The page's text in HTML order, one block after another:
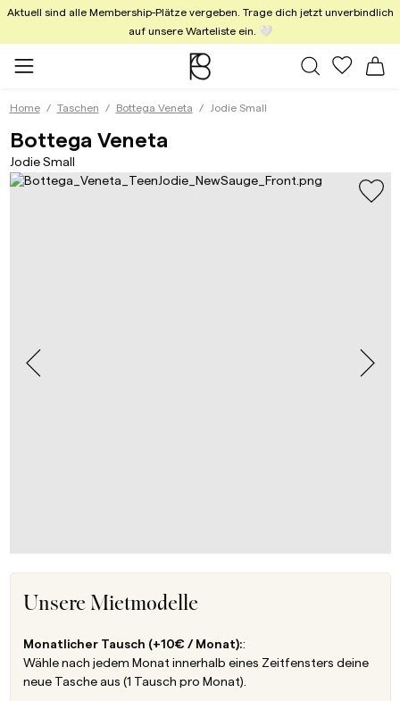
Aktuell sind alle Membership-Plätze vergeben. Trage dich jetzt unverbindlich
auf unsere Warteliste ein. 🤍
Alle Taschen
Meine
Home Taschen Bottega Veneta Jodie Small
Bottega VenetaJodie Small New Sauge
Jodie Small
Unsere Mietmodelle
Monatlicher Tausch (+10€ / Monat)::
Wähle nach jedem Monat innerhalb eines Zeitfensters deine
neue Tasche aus (1 Tausch pro Monat).